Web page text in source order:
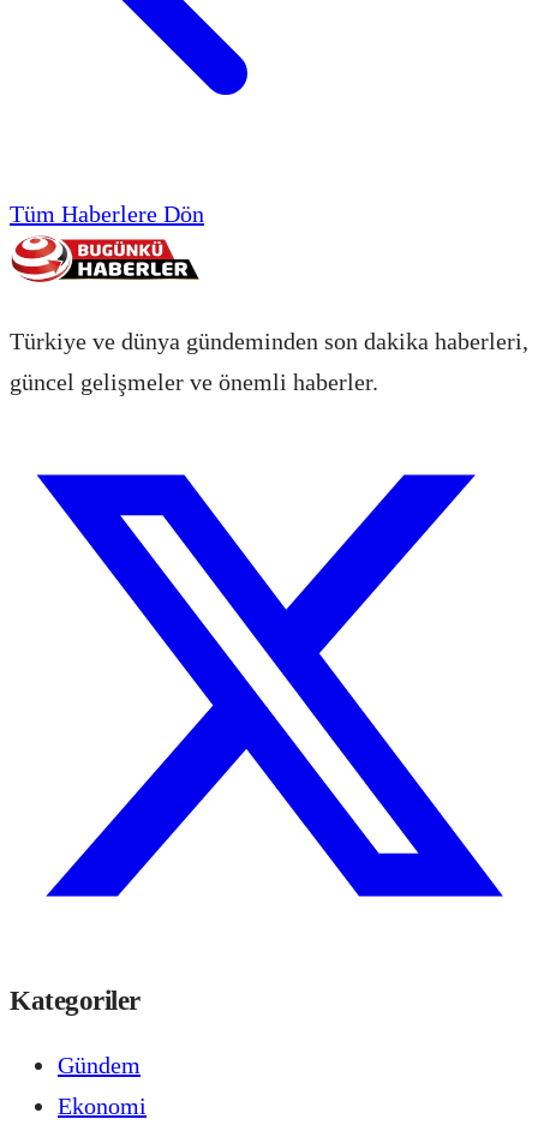
Tüm Haberlere Dön
Türkiye ve dünya gündeminden son dakika haberleri,
güncel gelişmeler ve önemli haberler.
Kategoriler
Gündem
Ekonomi